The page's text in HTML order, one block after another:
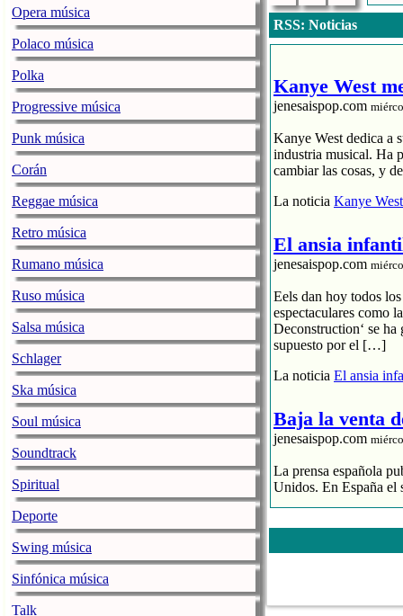
Opera música
Polaco música
Polka
Progressive música
Punk música
Corán
Reggae música
Retro música
Rumano música
Ruso música
Salsa música
Schlager
Ska música
Soul música
Soundtrack
Spiritual
Deporte
Swing música
Sinfónica música
Talk
RSS: Noticias
Kanye West
jenesaispop.com
Kanye West dedica a
industria musical. Ha
cambiar las cosas, y
La noticia Kanye
El ansia
jenesaispop.com
Eels dan hoy todos
espectaculares como
Deconstruction‘ se
supuesto por el […]
La noticia El ansia
Baja la venta
jenesaispop.com
La prensa española
Unidos. En España el
El CD se
La industria de
Baja la